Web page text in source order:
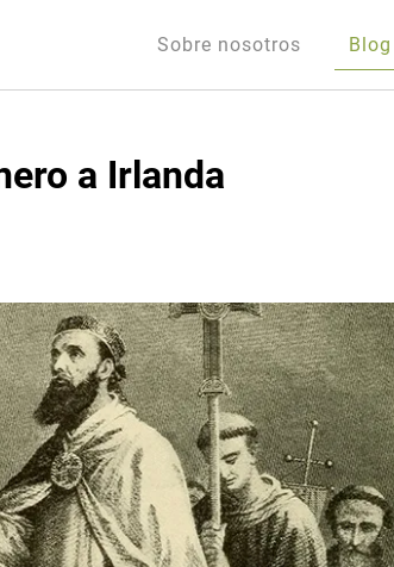
Sobre nosotros Blog
a Irlanda